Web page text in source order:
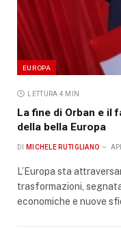
EUROPA
LETTURA 4 MIN.
La fine di Orban e il
della bella Europa
DI MICHELE RUTIGLIANO
L’Europa sta
trasformazioni,
economiche e nuove